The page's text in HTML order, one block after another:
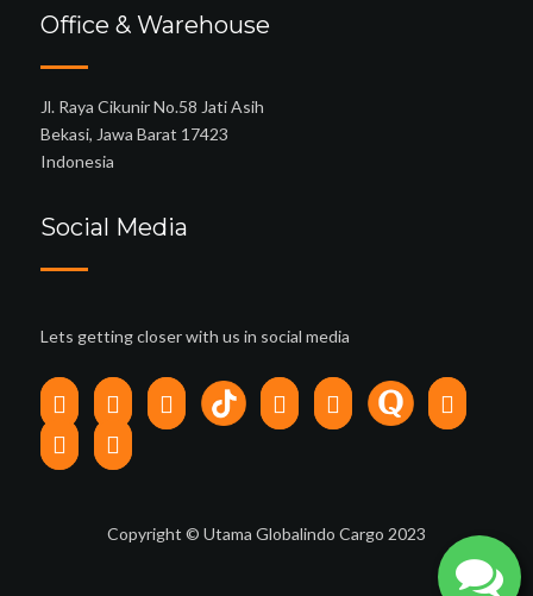
Office & Warehouse
Jl. Raya Cikunir No.58 Jati Asih
Bekasi, Jawa Barat 17423
Indonesia
Social Media
Lets getting closer with us in social media
Copyright © Utama Globalindo Cargo 2023